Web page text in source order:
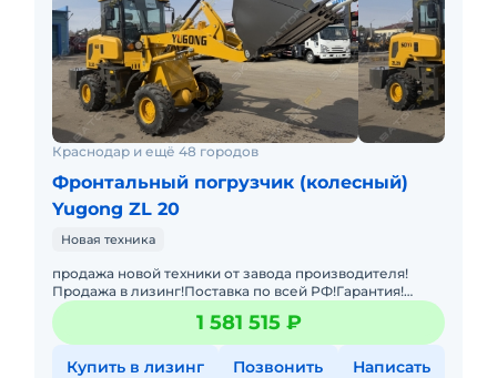
Краснодар и ещё 48 городов
Фронтальный погрузчик (колесный)
Yugong ZL 20
Новая техника
продажа новой техники от завода производителя!
Продажа в лизинг!Поставка по всей РФ!Гарантия!
Автовышка на шасси ISUZU 4X2 с дизельным
двигателем ISUZU — э1 581 515 ₽
Купить в лизинг Позвонить Написать